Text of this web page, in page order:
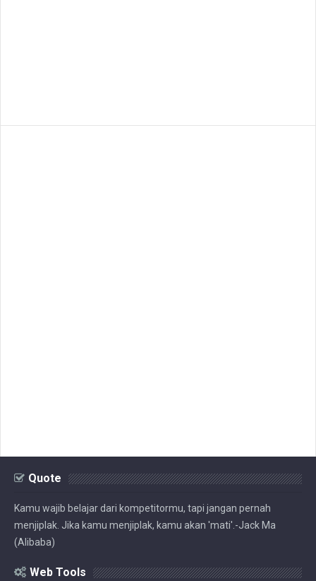
Quote
Kamu wajib belajar dari kompetitormu, tapi jangan pernah
menjiplak. Jika kamu menjiplak, kamu akan 'mati'.-Jack Ma
(Alibaba)
Web Tools